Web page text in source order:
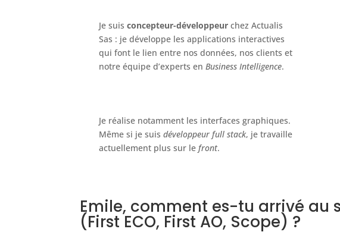
Je suisconcepteur-développeur chez Actualis
Sas : je développe les applications interactives
qui font le lien entre nos données, nos clients et
notre équipe d’experts enBusiness Intelligence.
Je réalise notamment les interfaces graphiques.
Même si je suisdéveloppeur full stack, je travaille
actuellement plus sur lefront.
Emile, comment es-tu arrivé au
(First ECO, First AO, Scope) ?